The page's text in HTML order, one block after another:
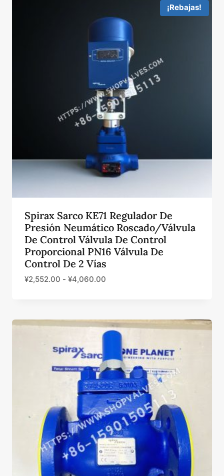
¡Rebajas!
Spirax Sarco KE71 Regulador De
Presión Neumático Roscado/Válvula
De Control Válvula De Control
Proporcional PN16 Válvula De
Control De 2 Vías
¥2,552.00 - ¥4,060.00